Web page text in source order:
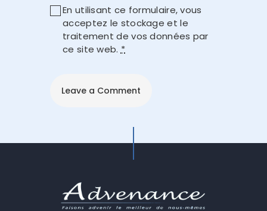
En utilisant ce formulaire, vous
acceptez le stockage et le
traitement de vos données par
ce site web. *